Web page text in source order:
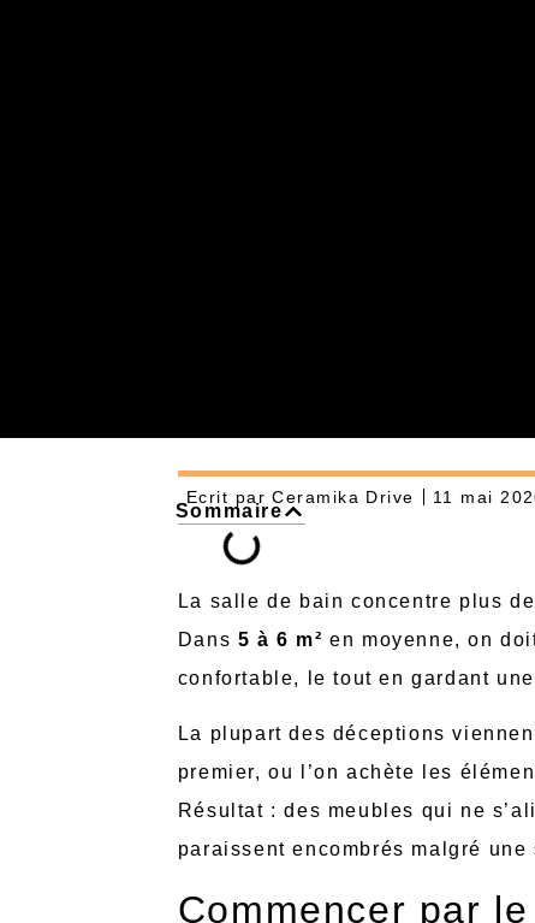
Ecrit par Ceramika Drive 11 mai
Sommaire
La salle de bain concentre plus
Dans 5 à 6 m² en moyenne, on
confortable, le tout en gardant
La plupart des déceptions
premier, ou l’on achète les
Résultat : des meubles qui ne
paraissent encombrés malgré
Commencer par